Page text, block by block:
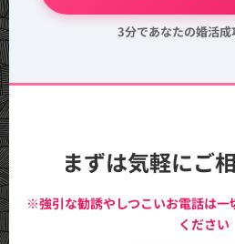
3分であなたの婚活
まずは気軽にご
※強引な勧誘やしつこいお電話は一
ください